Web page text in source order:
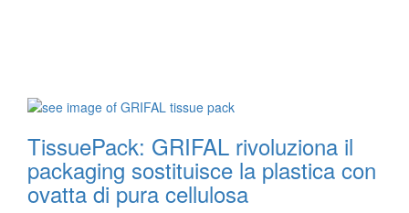
TissuePack: GRIFAL rivoluziona il
packaging sostituisce la plastica con
ovatta di pura cellulosa